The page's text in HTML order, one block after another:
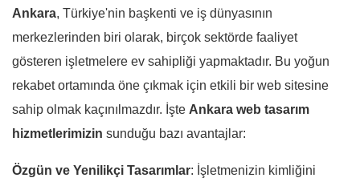
Ankara, Türkiye'nin başkenti ve iş dünyasının
merkezlerinden biri olarak, birçok sektörde faaliyet
gösteren işletmelere ev sahipliği yapmaktadır. Bu yoğun
rekabet ortamında öne çıkmak için etkili bir web sitesine
sahip olmak kaçınılmazdır. İşte Ankara web tasarım
hizmetlerimizin sunduğu bazı avantajlar:
Özgün ve Yenilikçi Tasarımlar: İşletmenizin kimliğini